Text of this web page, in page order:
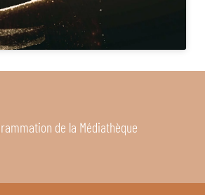
de la Médiathèque